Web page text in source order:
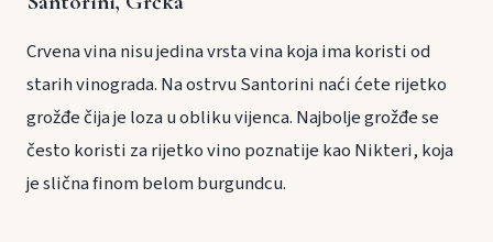
Crvena vina nisu jedina vrsta vina koja ima koristi od
starih vinograda. Na ostrvu Santorini naći ćete rijetko
grožđe čija je loza u obliku vijenca. Najbolje grožđe se
često koristi za rijetko vino poznatije kao Nikteri, koja
je slična finom belom burgundcu.